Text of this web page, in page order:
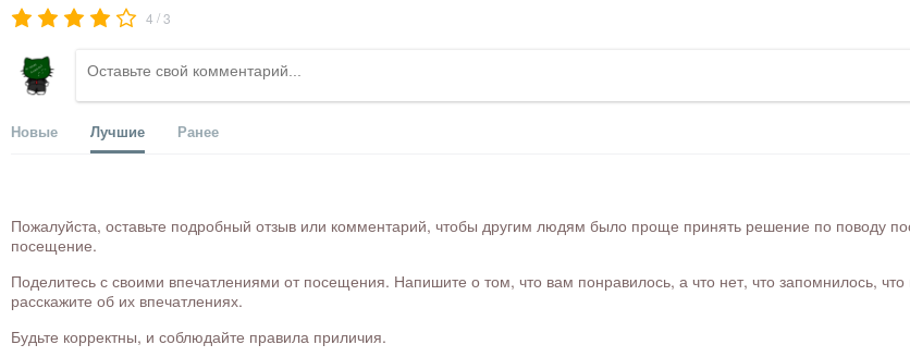
4 /3
Новые Лучшие Ранее
Пожалуйста, оставьте подробный отзыв или комментарий, чтобы другим людям было проще принять решение по поводу
посещение.
Поделитесь с своими впечатлениями от посещения. Напишите о том, что вам понравилось, а что нет, что запомнилось,
расскажите об их впечатлениях.
Будьте корректны, и соблюдайте правила приличия.